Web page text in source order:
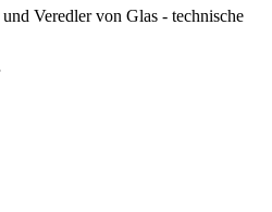
Veredler von Glas - technische